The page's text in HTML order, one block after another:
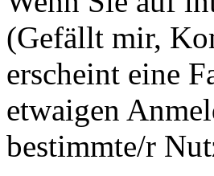
(Gefällt mir,
erscheint eine
etwaigen
bestimmte/r